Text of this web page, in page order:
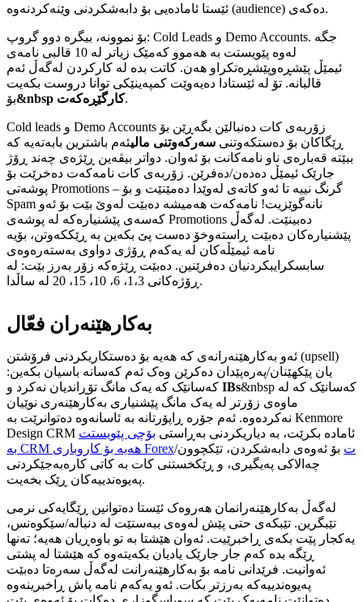
ئێستا ئامادەیی بۆ دابەشکردنی وێنه‌کردنەوە (audience) دەکەی.
بۆ نموونە، بیگرە دوو گروپ: Cold Leads و Demo Accounts. جگە
لەوە پێویستت بە هەموو کەمێک زیاتر لە 10 قالبی نامەی
ئیمێڵ پێشڕەوپێشڕەتکراو هەن. کاتت بدە لە کارکردن لەگەڵ ئەم
قالبانە. تۆ لە ئێستادا دەیەوێت کمپەینێکی توانا دروست بکەیت
بۆ
&nbsp کارگێڕەکەت.
Cold leads و Demo Accounts زۆربەی کات دەنبالێن بگەڕێن بۆ
ڕێگاکان بۆ دەستکەوتنی سەرکەوتنی مالیئەم باشترین بابەتەیە کە
ببێتە قەبارەی ناو نامەکانت بۆ ئەوان. دواتر بیڤەین ڕێژەی چەند ڕۆژ
جارێک ئیمێڵ دەدەن/دەفرێن. زۆربەی کات نامەکەت دەخرێت بۆ
پوشەتی Promotions – گرنگ نییە تا ئەو کاتەی لەوێدا دەمێنێت و بۆ
Spam نانەگوێزیت! نامەکەت هەمیشە دەبێت لەوێ بێت بۆ ئەو
کەسەی پێشنیارەکە لە پوشەی Promotions دەبینێت. لەگەڵ
پێشنیارەکان دەبێت ڕاستەوخۆ دەست پێ بکەین بە ڕێککەوتن، بۆیە
نامە ئیمێڵەکان لە یەکەم ڕۆژی دواوی بەستەرەوەی
سابسکرایبکردنیان دەفرێنین. دەبێت ڕێژەکە زۆر بەرز بێت: لە
ڕۆژەکانی 1،3، 6، 10، 15، 20 لە ساڵدا.
بەکارهێنەران فعّال
ئەو بەکارهێنەرانەی کە هەیە بۆ دەستکاریکردنی فرۆشتن (upsell)
یان پێکهێنان/پەرەپێدان دەکرێن وەک ئەم کەسانە باسیان بکەین:
IBs&nbsp کەسانێک کە لە
ماوەی زۆرتر لە یەک مانگ پێشنیاری بەکارهێنەری نوێیان
نەکردەوە. ئەم جۆرە ڕاپۆرتانە بە ئاسانەوە دەتوانرێت بە Kenmore
Design CRM ئامادە بکرێت، بە دیاریکردنی بەڕاستی بۆچی پێویستت
بە CRM هەیە بۆ کاروباری Forexت بۆ ئەوەی دابەشکردن، تێکچوون/
چەالاکی پەیگیری، و ڕێکخستنی کات بە کاتی کارەبەجێکردنی
پەیوەندییەکان ڕێک بخەیت.
لەگەڵ بەکارهێنەرانمان هەروەک ئێستا دەتوانین ڕێگایەکی نرمی
تێبگرین. تێبکەی حتی پێش لەوەی ببەستێت لە دنباله/سێکوەنس،
یەکجار پێت بکەی ڕاخبرێیت. ئەوان هێشتا بە تو باوەڕیان هەیە؛ تەنها
ڕێگە بدە کەم جار جارێک یادیان بکەیتەوە کە هێشتا لە پشتی
ئەوانیت. فرێدانی نامە بۆ بەکارهێنەرانت لەگەڵ سەرەتا دەبێت
پەیوەندییەکە بەرزتر بکات. ئەو یەکەم نامە پاش ڕاخبرینەوە